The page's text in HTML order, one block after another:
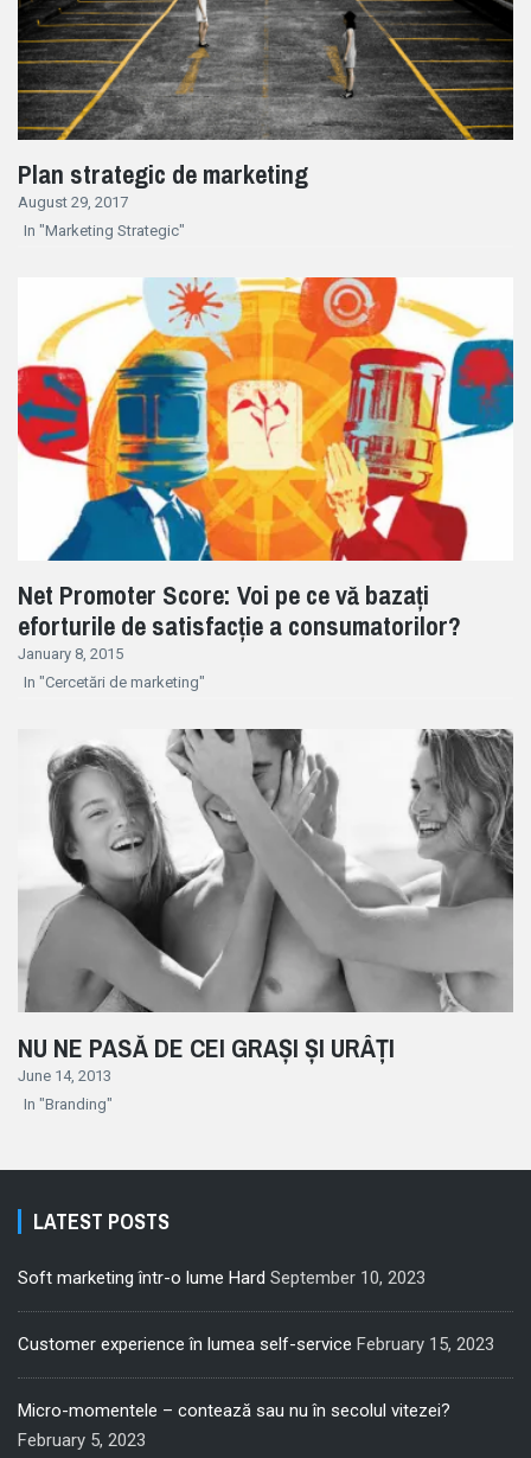
Plan strategic de marketing
August 29, 2017
In "Marketing Strategic"
Net Promoter Score: Voi pe ce vă bazați
eforturile de satisfacție a consumatorilor?
January 8, 2015
In "Cercetări de marketing"
NU NE PASĂ DE CEI GRAȘI ȘI URÂȚI
June 14, 2013
In "Branding"
LATEST POSTS
Soft marketing într-o lume Hard September 10, 2023
Customer experience în lumea self-service February 15, 2023
Micro-momentele – contează sau nu în secolul vitezei?
February 5, 2023